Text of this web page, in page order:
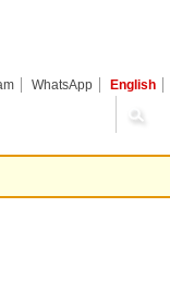
WhatsApp English